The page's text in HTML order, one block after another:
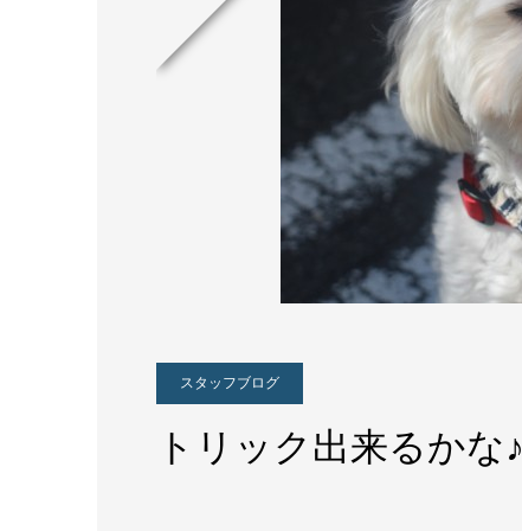
スタッフブログ
トリック出来るかな♪